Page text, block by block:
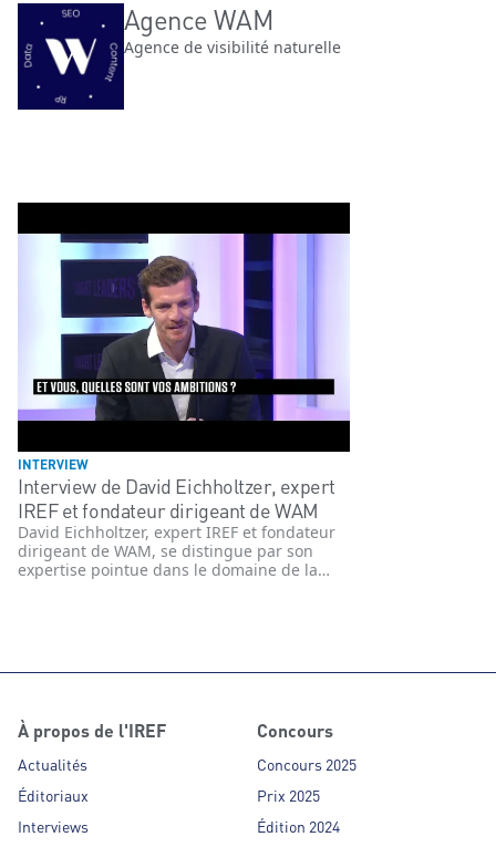
Agence WAM
Agence de visibilité naturelle
INTERVIEW
Interview de David Eichholtzer, expert
IREF et fondateur dirigeant de WAM
David Eichholtzer, expert IREF et fondateur
dirigeant de WAM, se distingue par son
expertise pointue dans le domaine de la
À propos de l'IREF
Actualités
Éditoriaux
Interviews
Concours
Concours 2025
Prix 2025
Édition 2024